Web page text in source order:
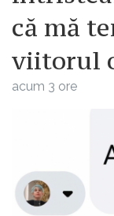
că mă
viitorul
acum 3 ore